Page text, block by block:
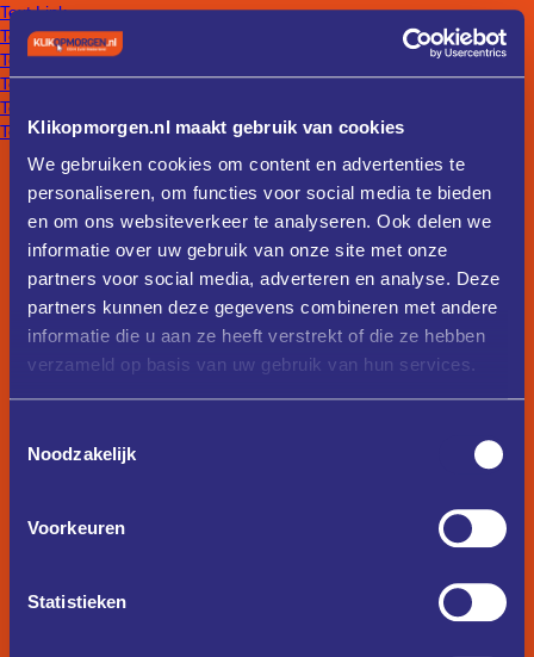
Klikopmorgen.nl maakt gebruik van cookies
We gebruiken cookies om content en advertenties te
personaliseren, om functies voor social media te bieden
en om ons websiteverkeer te analyseren. Ook delen we
informatie over uw gebruik van onze site met onze
partners voor social media, adverteren en analyse. Deze
partners kunnen deze gegevens combineren met andere
informatie die u aan ze heeft verstrekt of die ze hebben
verzameld op basis van uw gebruik van hun services.
Noodzakelijk
Voorkeuren
Statistieken
Text Link
Text Link
Text Link
Text Link
Text Link
Text Link